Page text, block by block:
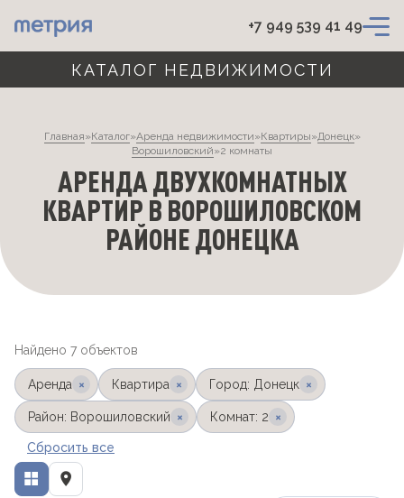
+7 949 539 41 49
КАТАЛОГ НЕДВИЖИМОСТИ
Главная»Каталог»Аренда недвижимости»Квартиры»Донецк»
Ворошиловский»2 комнаты
АРЕНДА ДВУХКОМНАТНЫХ
КВАРТИР В ВОРОШИЛОВСКОМ
РАЙОНЕ ДОНЕЦКА
Найдено 7 объектов
Аренда × Квартира × Город: Донецк ×
Район: Ворошиловский × Комнат: 2 ×
Сбросить все